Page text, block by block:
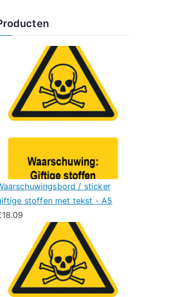
/ sticker
stoffen met tekst - A5
18.09